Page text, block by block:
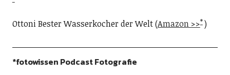
Ottoni Bester Wasserkocher der Welt (Amazon >> )
*fotowissen Podcast Fotografie